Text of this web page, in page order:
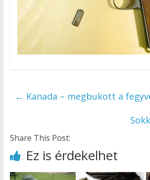
← Kanada – megbukott a
Share This Post:
Ez is érdekelhet